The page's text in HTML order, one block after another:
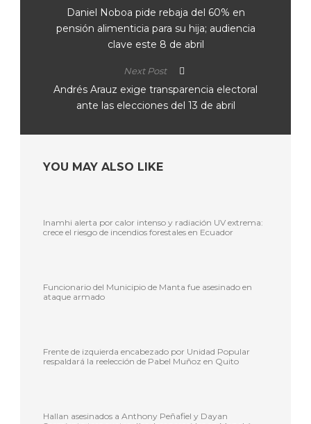
Daniel Noboa pide rebaja del 60% en
pensión alimenticia para su hija; audiencia
clave este 8 de abril
Next Post
Andrés Arauz exige transparencia electoral
ante las elecciones del 13 de abril
YOU MAY ALSO LIKE
Inamhi alerta por calor intenso y radiación UV extrema:
crece el riesgo de incendios forestales en Ecuador
Funcionario del Municipio de Manta fue asesinado en
ataque armado
Frente de izquierda encabezado por Unidad Popular
respaldará la reelección de Pabel Muñoz en Quito
Hallan asesinados a Anthony Peñafiel y Dayan